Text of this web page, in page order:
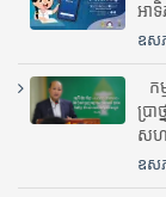
អាទិ
ឧស
ក
ប្រ
សហ
ឧស